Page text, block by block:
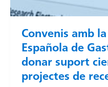
Convenis amb
Española de
donar suport
projectes de